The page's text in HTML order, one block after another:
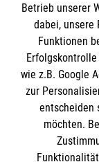
Impressum
Datenschutz
Kontakt
Die
Malteser
Betrieb unserer
dabei, unsere
Funktionen
wie z.B. Google
zur
entscheiden
möchten.